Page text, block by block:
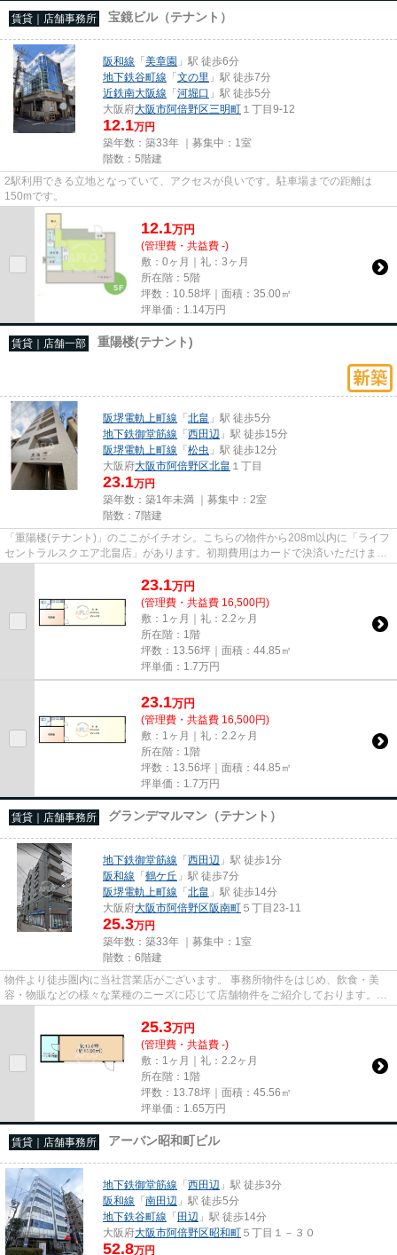
賃貸｜店舗事務所 宝鏡ビル（テナント）
阪和線 「美章園 」駅 徒歩6分
地下鉄谷町線 「文の里 」駅 徒歩7分
近鉄南大阪線 「河堀口 」駅 徒歩5分
大阪府大阪市阿倍野区三明町 １丁目9‐12
12.1万円
築年数：築33年 ｜募集中： 1室
階数：5階建
2駅利用できる立地となっていて、アクセスが良いです。駐車場までの距離は
150mです。
12.1万円
(管理費・共益費 -)
敷：0ヶ月｜礼：3ヶ月
所在階：5階
坪数：10.58坪｜面積：35.00㎡
坪単価： 1.14万円
賃貸｜店舗一部 重陽楼(テナント)
阪堺電軌上町線 「北畠 」駅 徒歩5分
地下鉄御堂筋線 「西田辺 」駅 徒歩15分
阪堺電軌上町線 「松虫 」駅 徒歩12分
大阪府大阪市阿倍野区北畠 １丁目
23.1万円
築年数：築1年未満 ｜募集中： 2室
階数：7階建
「重陽楼(テナント)」のここがイチオシ。こちらの物件から208m以内に「ライフ
セントラルスクエア北畠店」があります。初期費用はカードで決済いただけま
す。令和7年築の物件となってお...
23.1万円
(管理費・共益費 16,500円)
敷：1ヶ月｜礼：2.2ヶ月
所在階：1階
坪数：13.56坪｜面積：44.85㎡
坪単価： 1.7万円
23.1万円
(管理費・共益費 16,500円)
敷：1ヶ月｜礼：2.2ヶ月
所在階：1階
坪数：13.56坪｜面積：44.85㎡
坪単価： 1.7万円
賃貸｜店舗事務所 グランデマルマン（テナント）
地下鉄御堂筋線 「西田辺 」駅 徒歩1分
阪和線 「鶴ケ丘 」駅 徒歩7分
阪堺電軌上町線 「北畠 」駅 徒歩14分
大阪府大阪市阿倍野区阪南町 ５丁目23-11
25.3万円
築年数：築33年 ｜募集中： 1室
階数：6階建
物件より徒歩圏内に当社営業店がございます。 事務所物件をはじめ、飲食・美
容・物販などの様々な業種のニーズに応じて店舗物件をご紹介しております。
尚、弊社ではおとり広告は一切...
25.3万円
(管理費・共益費 -)
敷：1ヶ月｜礼：2.2ヶ月
所在階：1階
坪数：13.78坪｜面積：45.56㎡
坪単価： 1.65万円
賃貸｜店舗事務所 アーバン昭和町ビル
地下鉄御堂筋線 「西田辺 」駅 徒歩3分
阪和線 「南田辺 」駅 徒歩5分
地下鉄谷町線 「田辺 」駅 徒歩14分
大阪府大阪市阿倍野区昭和町 ５丁目１－３０
52.8万円